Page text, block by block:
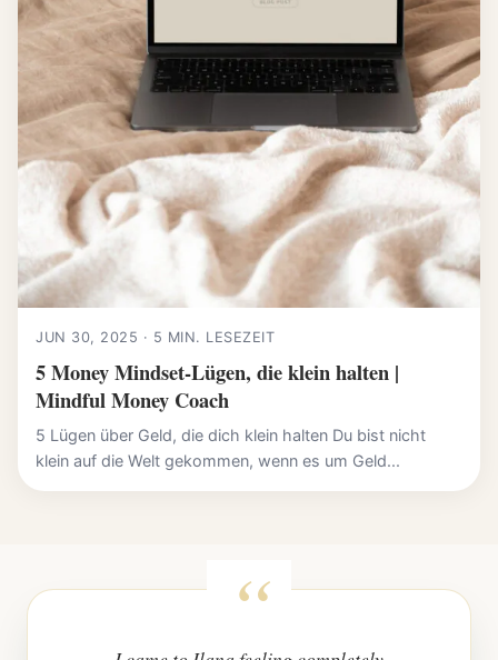
JUN 30, 2025 · 5 MIN. LESEZEIT
5 Money Mindset-Lügen, die klein halten |
Mindful Money Coach
5 Lügen über Geld, die dich klein halten Du bist nicht
klein auf die Welt gekommen, wenn es um Geld...